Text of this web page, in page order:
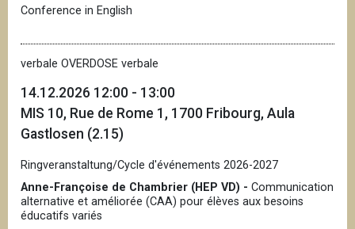
Conference in English
verbale OVERDOSE verbale
14.12.2026 12:00 - 13:00
MIS 10, Rue de Rome 1, 1700 Fribourg, Aula
Gastlosen (2.15)
Ringveranstaltung/Cycle d'événements 2026-2027
Anne-Françoise de Chambrier (HEP VD) - Communication
alternative et améliorée (CAA) pour élèves aux besoins
éducatifs variés